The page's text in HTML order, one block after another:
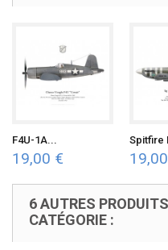
F4U-1A...
19,00 €
Spitfire
6 AUTRES
CATÉGORIE :